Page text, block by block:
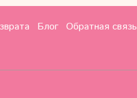
Блог Обратная связь